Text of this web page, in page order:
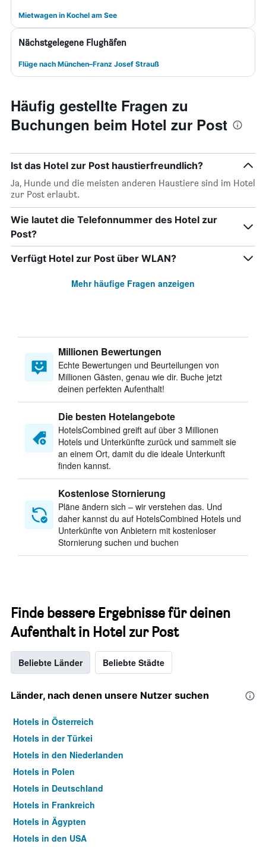
Mietwagen in Kochel am See
Nächstgelegene Flughäfen
Flüge nach München–Franz Josef Strauß
Häufig gestellte Fragen zu
Buchungen beim Hotel zur Post
Ist das Hotel zur Post haustierfreundlich?
Ja, Hunde und die meisten anderen Haustiere sind im Hotel
zur Post erlaubt.
Wie lautet die Telefonnummer des Hotel zur
Post?
Verfügt Hotel zur Post über WLAN?
Mehr häufige Fragen anzeigen
Millionen Bewertungen
Echte Bewertungen und Beurteilungen von
Millionen Gästen, genau wie dir. Buche jetzt
deinen perfekten Aufenthalt!
Die besten Hotelangebote
HotelsCombined greift auf über 3 Millionen
Hotels und Unterkünfte zurück und sammelt sie
an einem Ort, damit du die ideale Unterkunft
finden kannst.
Kostenlose Stornierung
Pläne ändern sich – wir verstehen das. Und
daher kannst du auf HotelsCombined Hotels und
Unterkünfte von Anbietern mit kostenloser
Stornierung suchen und buchen
Finde bessere Ergebnisse für deinen
Aufenthalt in Hotel zur Post
Beliebte Länder Beliebte Städte
Länder, nach denen unsere Nutzer suchen
Hotels in Österreich
Hotels in der Türkei
Hotels in den Niederlanden
Hotels in Polen
Hotels in Deutschland
Hotels in Frankreich
Hotels in Ägypten
Hotels in den USA